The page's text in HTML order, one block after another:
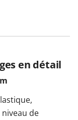
en détail
de